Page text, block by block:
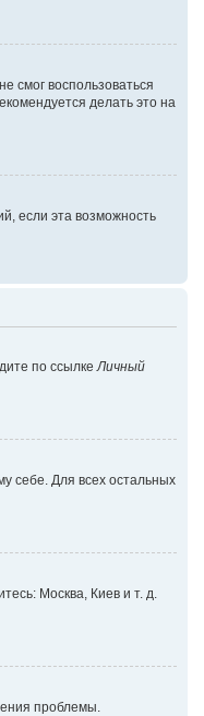
смог воспользоваться
делать это на
если эта возможность
по ссылкеЛичный
себе. Для всех остальных
Москва, Киев и т. д.
проблемы.